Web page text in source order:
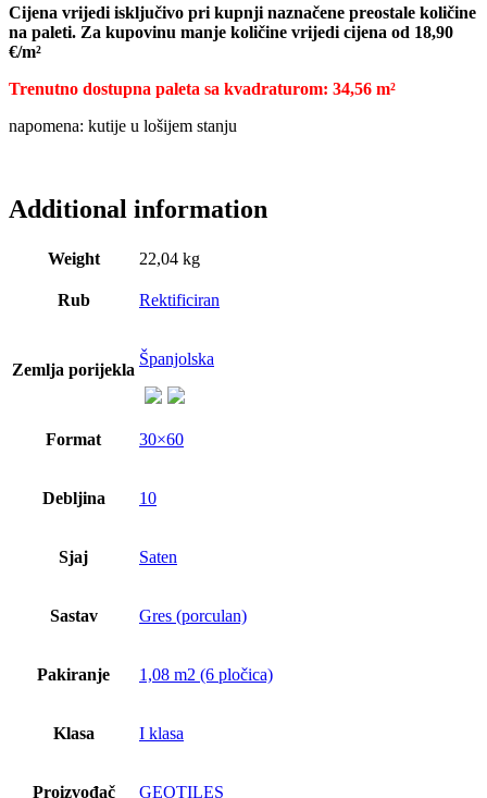
Cijena vrijedi isključivo pri kupnji naznačene preostale količine
na paleti. Za kupovinu manje količine vrijedi cijena od 18,90
€/m²
Trenutno dostupna paleta sa kvadraturom: 34,56 m²
napomena: kutije u lošijem stanju
Additional information
Weight 22,04 kg
Rub Rektificiran
Zemlja porijekla
Španjolska
Format 30×60
Debljina 10
Sjaj Saten
Sastav Gres (porculan)
Pakiranje 1,08 m2 (6 pločica)
Klasa I klasa
Proizvođač GEOTILES